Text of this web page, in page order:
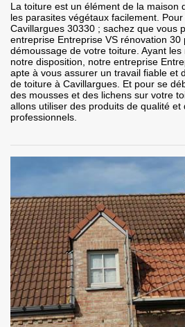
La toiture est un élément de la maison
les parasites végétaux facilement.
Cavillargues 30330 ; sachez que vous
entreprise Entreprise VS rénovation 30
démoussage de votre toiture. Ayant
notre disposition, notre entreprise
apte à vous assurer un travail fiable et
de toiture à Cavillargues. Et pour se
des mousses et des lichens sur votre
allons utiliser des produits de qualité et
professionnels.